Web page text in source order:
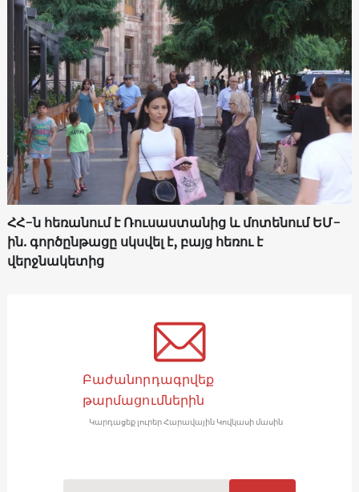
ՀՀ-ն հեռանում է Ռուսաստանից և մոտենում ԵՄ-
ին. գործընթացը սկսվել է, բայց հեռու է
վերջնակետից
Բաժանորդագրվեք
թարմացումներին
Կարդացեք լուրեր Հարավային Կովկասի մասին